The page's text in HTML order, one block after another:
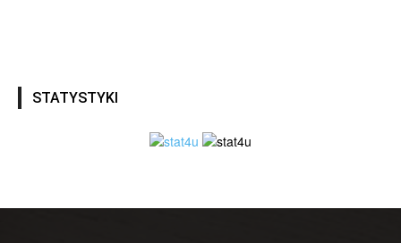
STATYSTYKI